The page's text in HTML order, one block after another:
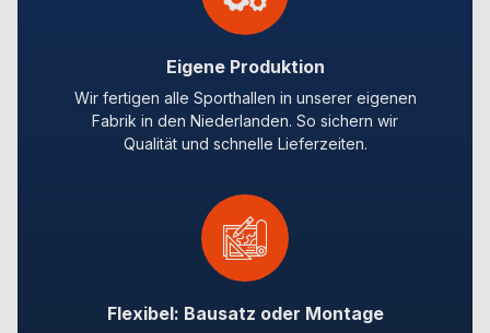
Eigene Produktion
Wir fertigen alle Sporthallen in unserer eigenen
Fabrik in den Niederlanden. So sichern wir
Qualität und schnelle Lieferzeiten.
Flexibel: Bausatz oder Montage